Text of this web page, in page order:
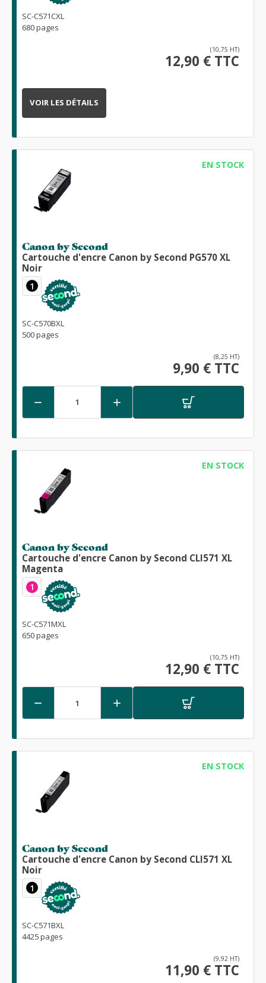
SC-C571CXL
680 pages
(10,75 HT)
12,90 € TTC
VOIR LES DÉTAILS
EN STOCK
Canon by Second
Cartouche d'encre Canon by Second PG570 XL
Noir
1
SC-C570BXL
500 pages
(8,25 HT)
9,90 € TTC
 
EN STOCK
Canon by Second
Cartouche d'encre Canon by Second CLI571 XL
Magenta
1
SC-C571MXL
650 pages
(10,75 HT)
12,90 € TTC
 
EN STOCK
Canon by Second
Cartouche d'encre Canon by Second CLI571 XL
Noir
1
SC-C571BXL
4425 pages
(9,92 HT)
11,90 € TTC